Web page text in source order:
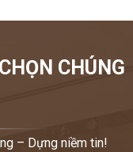
CHÚNG
– Dựng niềm tin!